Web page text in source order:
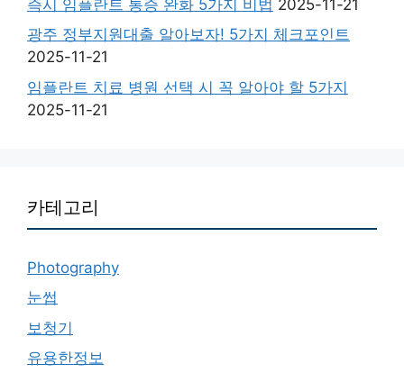
즉시 임플란트 통증 완화 5가지 비법 2025-11-21
광주 정부지원대출 알아보자! 5가지 체크포인트
2025-11-21
임플란트 치료 병원 선택 시 꼭 알아야 할 5가지
2025-11-21
카테고리
Photography
눈썹
보청기
유용한정보